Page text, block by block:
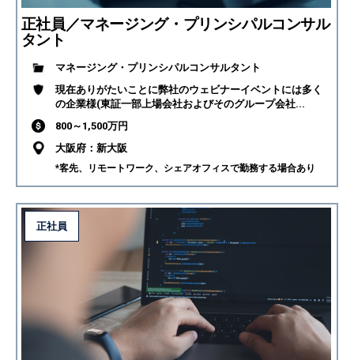
正社員／マネージング・プリンシパルコンサル
タント
マネージング・プリンシパルコンサルタント
現在ありがたいことに弊社のウェビナーイベントには多く
の企業様(東証一部上場会社およびそのグループ会社...
800～1,500万円
大阪府：新大阪
*客先、リモートワーク、シェアオフィスで勤務する場合あり
正社員